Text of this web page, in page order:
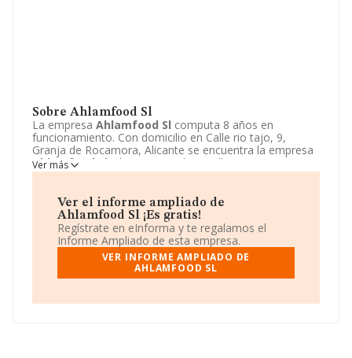
Sobre Ahlamfood Sl
La empresa Ahlamfood Sl computa 8 años en
funcionamiento. Con domicilio en Calle rio tajo, 9,
Granja de Rocamora, Alicante se encuentra la empresa
Ahlamfood Sl . El CNAE que desarrolla es 4711 -
Comercio al por menor no especializado con
Ahlamfood Slestá definida como Sociedad limitada.
Ver más
Ver el informe ampliado de
Ahlamfood Sl ¡Es gratis!
Regístrate en eInforma y te regalamos el
Informe Ampliado de esta empresa.
VER INFORME AMPLIADO DE
AHLAMFOOD SL